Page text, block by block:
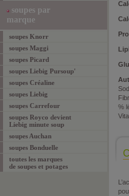
soupes par
marque
soupes Knorr
soupes Maggi
soupes Picard
soupes Liebig Pursoup'
soupes Créaline
soupes Liebig
soupes Carrefour
soupes Royco devient
Liebig minute soup
soupes Auchan
soupes Bonduelle
toutes les marques
de soupes et potages
%